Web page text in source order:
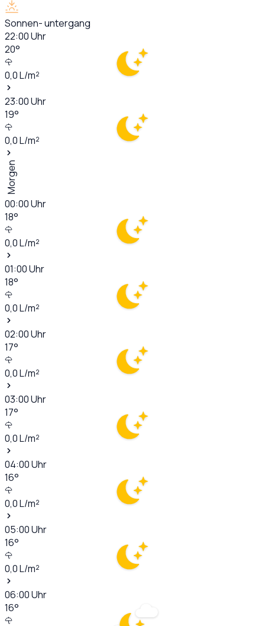
Sonnen- untergang
22:00Uhr
20°
0,0L/m²
23:00Uhr
19°
0,0L/m²
Morgen
00:00Uhr
18°
0,0L/m²
01:00Uhr
18°
0,0L/m²
02:00Uhr
17°
0,0L/m²
03:00Uhr
17°
0,0L/m²
04:00Uhr
16°
0,0L/m²
05:00Uhr
16°
0,0L/m²
06:00Uhr
16°